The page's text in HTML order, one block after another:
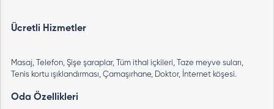
Ücretli Hizmetler
Masaj, Telefon, Şişe şaraplar, Tüm ithal içkileri, Taze meyve suları,
Tenis kortu ışıklandırması, Çamaşırhane, Doktor, İnternet köşesi.
Oda Özellikleri